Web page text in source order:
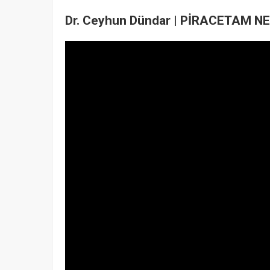
Dr. Ceyhun Dündar | PİRACETAM